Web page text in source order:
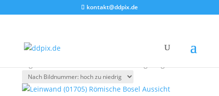
kontakt@ddpix.de
Economy Leinwand